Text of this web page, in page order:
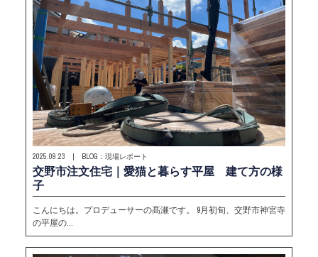
2025.09.23 | BLOG：現場レポート
交野市注文住宅｜愛猫と暮らす平屋 建て方の様
子
こんにちは。プロデューサーの髙瀬です。 9月初旬、交野市神宮寺
の平屋の…